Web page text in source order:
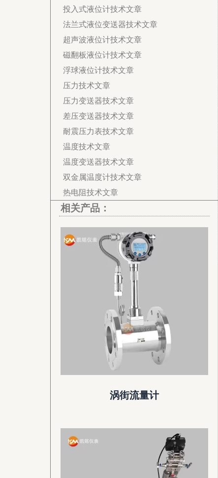
投入式液位计技术文章
法兰式液位变送器技术文章
超声波液位计技术文章
磁翻板液位计技术文章
浮球液位计技术文章
压力技术文章
压力变送器技术文章
差压变送器技术文章
耐震压力表技术文章
温度技术文章
温度变送器技术文章
双金属温度计技术文章
热电阻技术文章
相关产品：
涡街流量计